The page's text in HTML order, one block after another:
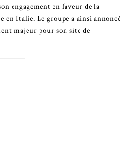
engagement en faveur de la
en Italie. Le groupe a ainsi annoncé
majeur pour son site de